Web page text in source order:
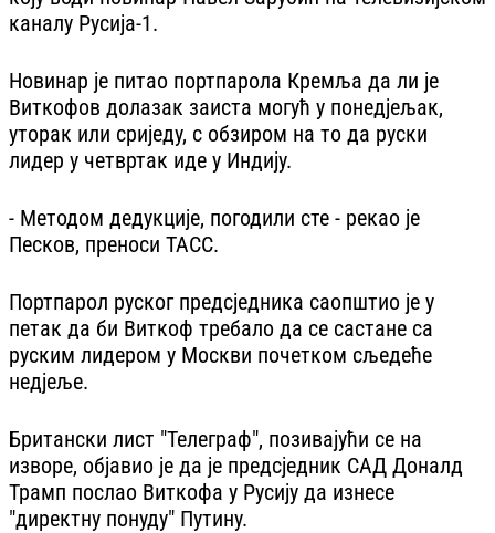
каналу Русија-1.
Новинар је питао портпарола Кремља да ли је
Виткофов долазак заиста могућ у понедјељак,
уторак или сриједу, с обзиром на то да руски
лидер у четвртак иде у Индију.
- Методом дедукције, погодили сте - рекао је
Песков, преноси ТАСС.
Портпарол руског предсједника саопштио је у
петак да би Виткоф требало да се састане са
руским лидером у Москви почетком сљедеће
недјеље.
Британски лист "Телеграф", позивајући се на
изворе, објавио је да је предсједник САД Доналд
Трамп послао Виткофа у Русију да изнесе
"директну понуду" Путину.